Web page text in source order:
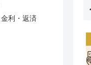
利・返済